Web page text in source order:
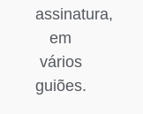
assinatura,
em
vários
guiões.